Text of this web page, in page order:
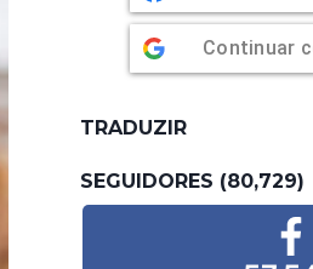
Continuar
TRADUZIR
SEGUIDORES (80,729)